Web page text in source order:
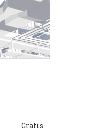
Gratis